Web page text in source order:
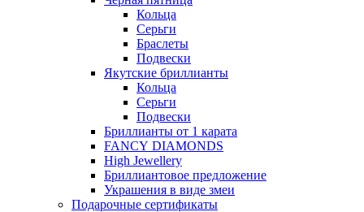
Кольца
Серьги
Браслеты
Подвески
Якутские бриллианты
Кольца
Серьги
Подвески
Бриллианты от 1 карата
FANCY DIAMONDS
High Jewellery
Бриллиантовое предложение
Украшения в виде змеи
Подарочные сертификаты